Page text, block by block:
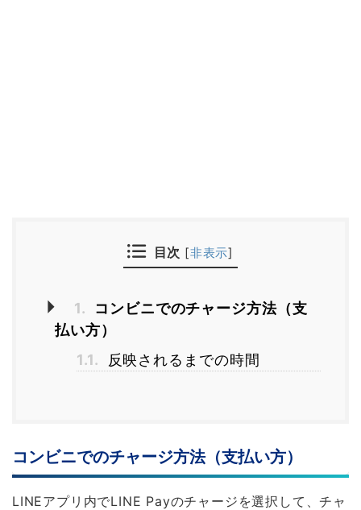
目次 [非表示]
1.
コンビニでのチャージ方法（支
払い方）
1.1.
反映されるまでの時間
コンビニでのチャージ方法（支払い方）
LINEアプリ内でLINE Payのチャージを選択して、チャ